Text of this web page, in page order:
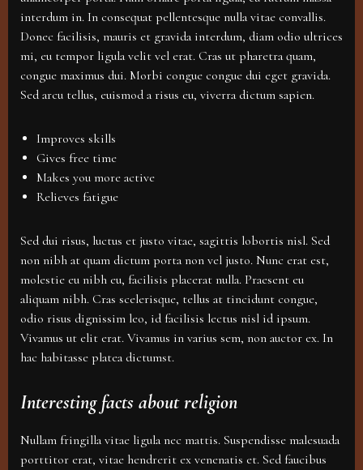
interdum in. In consequat pellentesque nulla vitae convallis.
Donec facilisis, mauris et gravida interdum, diam odio ultrices
mi, eu tempor ligula velit vel erat. Cras ut pharetra quam,
congue maximus dui. Morbi congue congue dui eget gravida.
Sed arcu tellus, euismod a risus eu, viverra dictum sapien.
Improves skills
Gives free time
Makes you more active
Relieves fatigue
Sed dui risus, luctus et justo vitae, sagittis lobortis nisl. Sed
non nibh at quam dictum porta non vel justo. Nunc erat est,
molestie eu nibh eu, facilisis placerat nulla. Praesent eu
aliquam nibh. Cras scelerisque, tellus at tincidunt congue,
odio risus dignissim leo, id facilisis lectus nisl id ipsum.
Vivamus ut elit erat. Vivamus in varius sem, non auctor ex. In
hac habitasse platea dictumst.
Interesting facts about religion
Nullam fringilla vitae ligula nec mattis. Suspendisse malesuada
porttitor erat, vitae hendrerit ex venenatis et. Sed faucibus